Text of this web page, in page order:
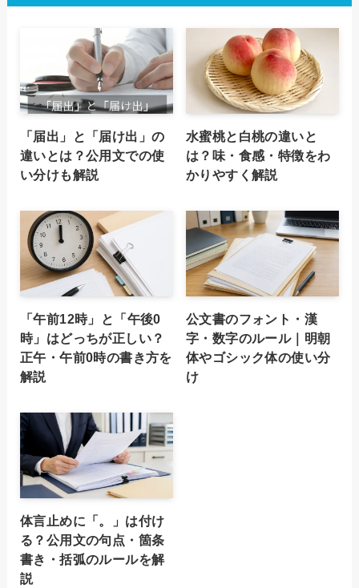
「届出」と「届け出」の
違いとは？公用文での使
い分けも解説
水蜜桃と白桃の違いと
は？味・食感・特徴をわ
かりやすく解説
「午前12時」と「午後0
時」はどっちが正しい？
正午・午前0時の書き方を
解説
公文書のフォント・漢
字・数字のルール｜明朝
体やゴシック体の使い分
け
体言止めに「。」は付け
る？公用文の句点・箇条
書き・括弧のルールを解
説